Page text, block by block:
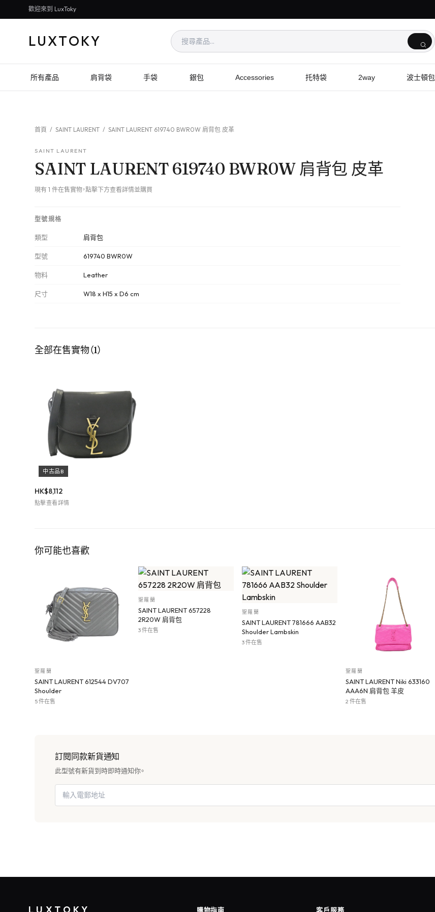
歡迎來到 LuxToky
LUXTOKY
所有產品 肩背袋 手袋 銀包 Accessories 托特袋 2way 波士頓包
首頁 / SAINT LAURENT / SAINT LAURENT 619740 BWR0W 肩背包 皮革
SAINT LAURENT
SAINT LAURENT 619740 BWR0W 肩背包 皮革
現有 1 件在售實物，點擊下方查看詳情並購買
型號規格
類型 肩背包
型號 619740 BWR0W
物料 Leather
尺寸 W18 x H15 x D6 cm
全部在售實物（1）
中古品B
HK$8,112
點擊查看詳情
你可能也喜歡
聖羅蘭
SAINT LAURENT 612544 DV707
Shoulder
5 件在售
聖羅蘭
SAINT LAURENT 657228
2R20W 肩背包
3 件在售
聖羅蘭
SAINT LAURENT 781666 AAB32
Shoulder Lambskin
3 件在售
聖羅蘭
SAINT LAURENT Niki 633160
AAA6N 肩背包 羊皮
2 件在售
訂閱同款新貨通知
此型號有新貨到時即時通知你。
購物指南 客戶服務